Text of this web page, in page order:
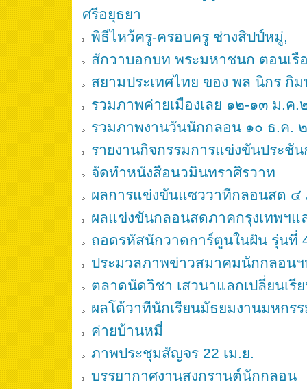
ศรีอยุธยา
พิธีไหว้ครู-ครอบครู ช่างสิปป์หมู่,
สักวาบอกบท พระมหาชนก ตอนเรื
สยามประเทศไทย ของ พล นิกร กิ
รวมภาพค่ายเมืองเลย ๑๒-๑๓ ม.ค
รวมภาพงานวันนักกลอน ๑๐ ธ.ค.
รายงานกิจกรรมการแข่งขันประชั
จัดทำหนังสือนวมินทราศิรวาท
ผลการแข่งขันแซววาทีกลอนสด ๔
ผลแข่งขันกลอนสดภาคกรุงเทพฯ
ถอดรหัสนักวาดการ์ตูนในฝัน รุ่นที่
ประมวลภาพข่าวสมาคมนักกลอน
ตลาดนัดวิชา เสวนาแลกเปลี่ยนเรี
ผลโต้วาทีนักเรียนมัธยมงานมหกร
ค่ายบ้านหมี่
ภาพประชุมสัญจร 22 เม.ย.
บรรยากาศงานสงกรานต์นักกลอน